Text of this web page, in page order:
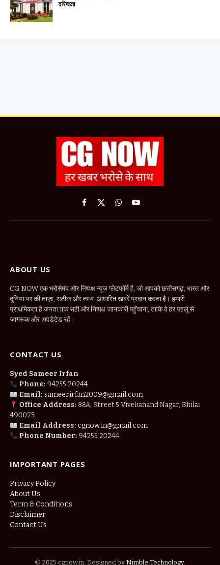
वरिष्ठता
Facebook
X
WhatsApp
YouTube
ABOUT US
CG NOW एक भरोसेमंद और निष्पक्ष न्यूज़ प्लेटफॉर्म है, जो आपको छत्तीसगढ़, भारत और
दुनिया भर की ताज़ा, सटीक और तथ्य-आधारित खबरें प्रदान करता है। हमारी
प्राथमिकता है जनता तक सही और निष्पक्ष जानकारी पहुँचाना, ताकि वे हर पहलू से
जागरूक और अपडेटेड रहें।
CONTACT US
Syed Sameer Irfan
Phone: 94255 20244
Email: sameerirfan2009@gmail.com
Office Address: 88A, Street 5 Vivekanand Nagar, Bhilai
490023
Email Address: cgnow.in@gmail.com
Phone Number: 94255 20244
IMPORTANT PAGES
Privacy Policy
About Us
Term & Conditions
Disclaimer
Contact Us
© 2025 cgnow.in. Designed by Nimble Technology.